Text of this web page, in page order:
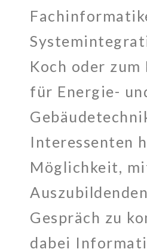
Koch oder
für Energie-
Interessenten
Möglichkeit,
Gespräch zu
dabei